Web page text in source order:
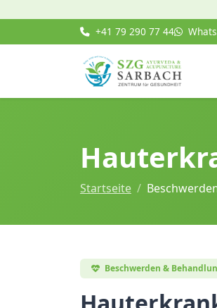
+41 79 290 77 44
Startseite
Beschwerden &